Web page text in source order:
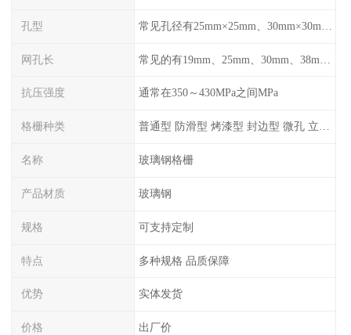
孔型
网孔长
抗压强度 通常在350～430MPa之间MPa
格栅种类 普通型 防滑型 ‌烤漆型 封边型 ‌微孔 立体 加砂覆面型 平面型
名称 玻璃钢格栅
产品材质 玻璃钢
规格 可支持定制
特点 多种规格 品质保障
优势 实体发货
价格 出厂价